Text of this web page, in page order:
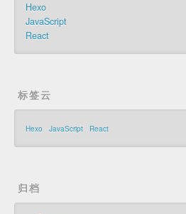
Hexo
JavaScript
React
标签云
Hexo JavaScript React
归档